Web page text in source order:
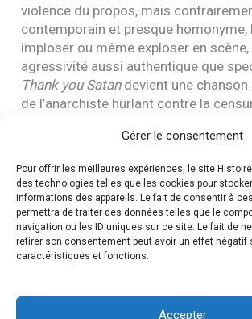
Gérer le consentement
Pour offrir les meilleures expériences, le site
des technologies telles que les cookies pour
informations des appareils. Le fait de consentir à
permettra de traiter des données telles que le
navigation ou les ID uniques sur ce site. Le fait de
retirer son consentement peut avoir un effet négatif
caractéristiques et fonctions.
Accepter
violence du propos, mais
contemporain et presque homonyme,
imploser ou même exploser en
agressivité aussi authentique que
Thank you Satandevient une
de l’anarchiste hurlant contre la
ton bien / dans ce monde où les
Autre différente avec Ferrat qui aura
cœur à gauche et se conduira en
toutes les causes qu’il défend, Ferré
authentique « anar de droite »,
provocatrice face au pouvoir et à la
chansons d’une demi-heure qui ne
sur les ondes radio, des sujets tabous